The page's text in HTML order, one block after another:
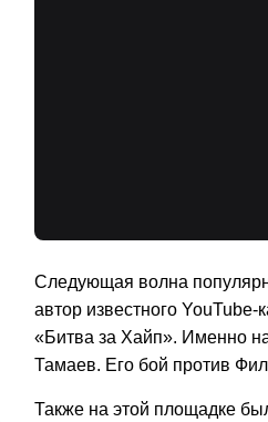
Следующая волна
автор известного
«Битва за Хайп». Именно
Тамаев. Его бой против
Также на этой площадке